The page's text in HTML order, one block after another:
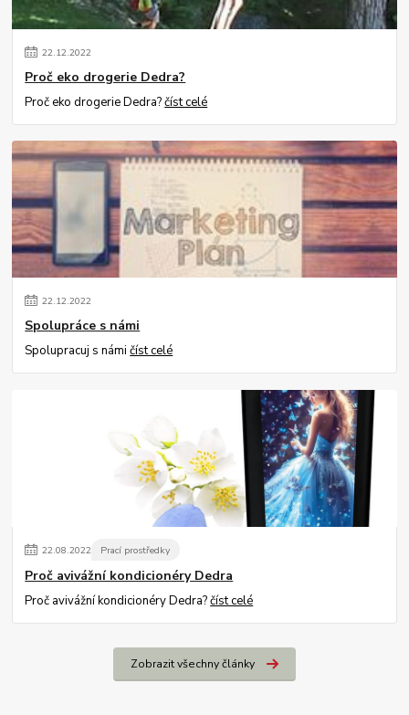
22.12.2022
Proč eko drogerie Dedra?
Proč eko drogerie Dedra?číst celé
22.12.2022
Spolupráce s námi
Spolupracuj s námičíst celé
22.08.2022 Prací prostředky
Proč avivážní kondicionéry Dedra
Proč avivážní kondicionéry Dedra?číst celé
Zobrazit všechny články